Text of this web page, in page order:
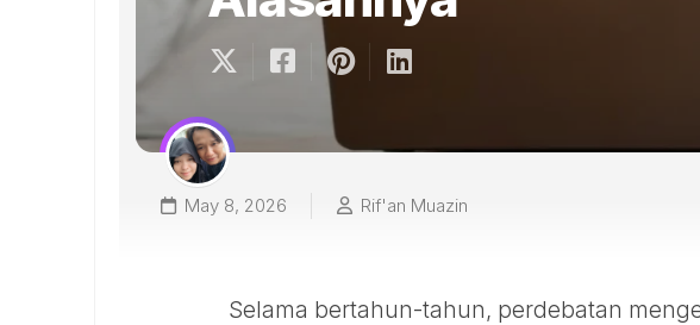
May 8, 2026 Rif'an Muazin
Selama bertahun-tahun, perdebatan